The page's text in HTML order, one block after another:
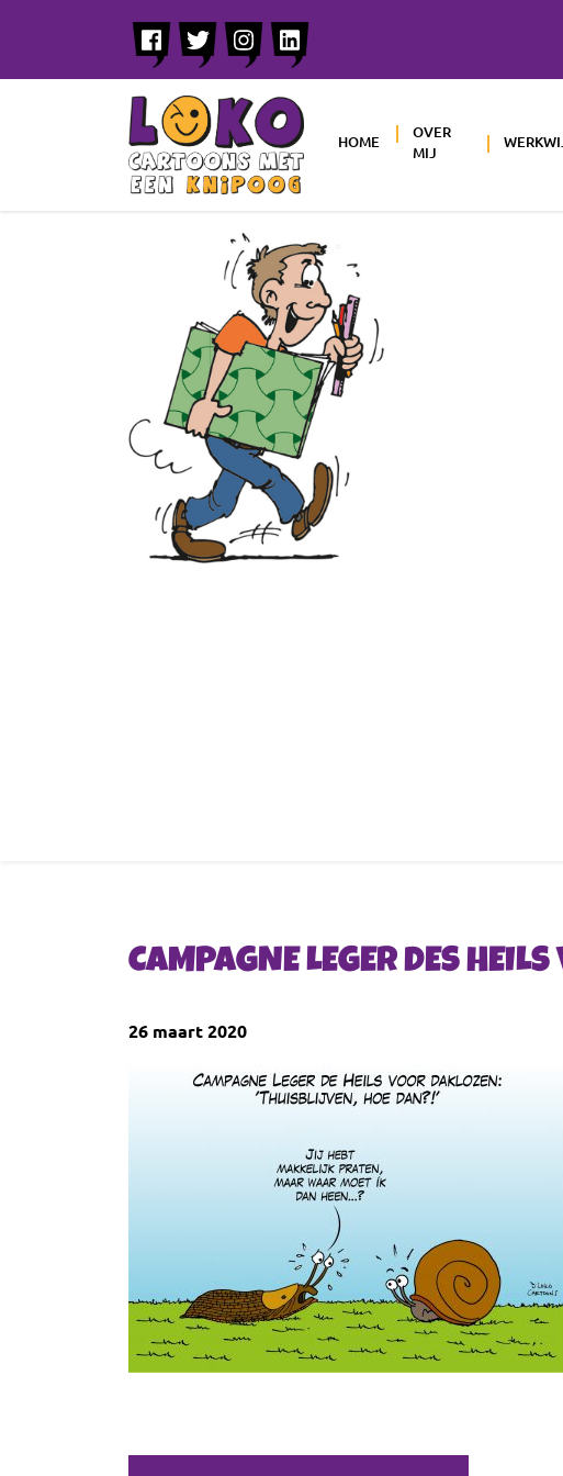
HOME
OVER
MIJ
CAMPAGNE LEGER DES
26 maart 2020